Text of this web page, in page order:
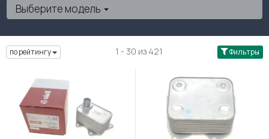
Выберите модель
по рейтингу 1 - 30 из 421 Фильтры